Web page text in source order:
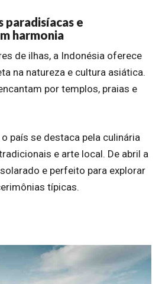
paradisíacas e
harmonia
de ilhas, a Indonésia oferece
na natureza e cultura asiática.
por templos, praias e
país se destaca pela culinária
e arte local. De abril a
e perfeito para explorar
típicas.